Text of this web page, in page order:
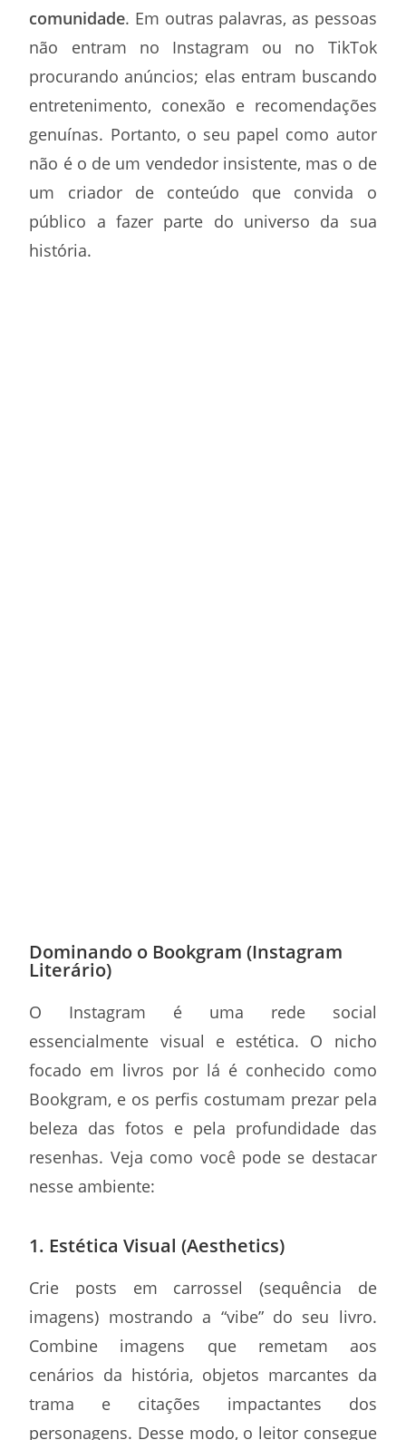
comunidade. Em outras palavras, as pessoas
não entram no Instagram ou no TikTok
procurando anúncios; elas entram buscando
entretenimento, conexão e recomendações
genuínas. Portanto, o seu papel como autor
não é o de um vendedor insistente, mas o de
um criador de conteúdo que convida o
público a fazer parte do universo da sua
história.
Dominando o Bookgram (Instagram
Literário)
O Instagram é uma rede social
essencialmente visual e estética. O nicho
focado em livros por lá é conhecido como
Bookgram, e os perfis costumam prezar pela
beleza das fotos e pela profundidade das
resenhas. Veja como você pode se destacar
nesse ambiente:
1. Estética Visual (Aesthetics)
Crie posts em carrossel (sequência de
imagens) mostrando a “vibe” do seu livro.
Combine imagens que remetam aos
cenários da história, objetos marcantes da
trama e citações impactantes dos
personagens. Desse modo, o leitor consegue